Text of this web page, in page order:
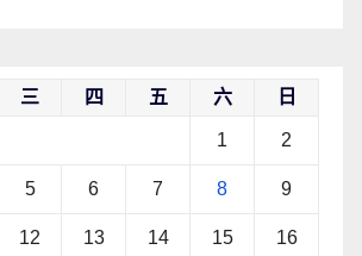
三 四 五 六 日
1 2
5 6 7 8 9
12 13 14 15 16